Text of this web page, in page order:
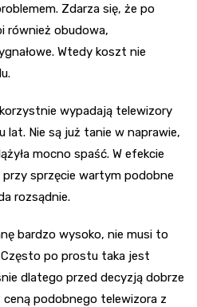
Zdarza się, że po
również obudowa,
Wtedy koszt nie
wypadają telewizory
lat. Nie są już tanie w naprawie,
mocno spaść. W efekcie
przy sprzęcie wartym podobne
rozsądnie.
bardzo wysoko, nie musi to
po prostu taka jest
dlatego przed decyzją dobrze
podobnego telewizora z